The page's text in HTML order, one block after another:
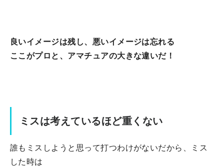
良いイメージは残し、悪いイメージは忘れる
ここがプロと、アマチュアの大きな違いだ！
ミスは考えているほど重くない
誰もミスしようと思って打つわけがないだから、ミス
した時は